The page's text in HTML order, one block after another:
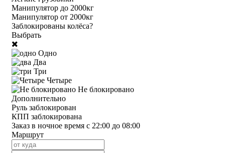
Манипулятор до 2000кг
Манипулятор от 2000кг
Заблокированы колёса?
Выбрать
Одно
Два
Три
Четыре
Не блокировано
Дополнительно
Руль заблокирован
КПП заблокирована
Заказ в ночное время с 22:00 до 08:00
Маршрут